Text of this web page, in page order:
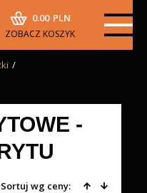
0.00 PLN
ZOBACZ KOSZYK
/
-
Sortuj wg ceny: